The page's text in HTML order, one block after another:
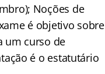
Noções de
é objetivo sobre
um curso de
é o estatutário